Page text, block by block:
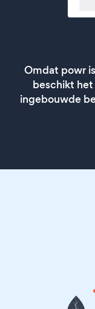
Omdat powr
beschikt
ingebouwde